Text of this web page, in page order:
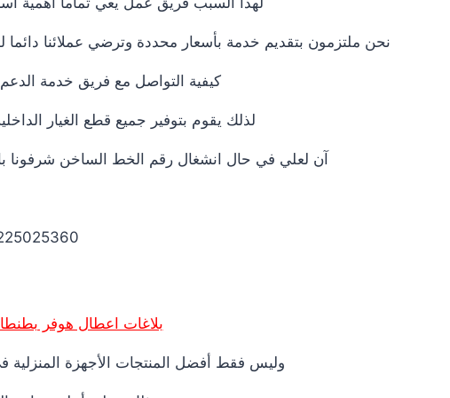
نحن ملتزمون بتقديم خدمة بأسعار محددة وترضي عملائنا
كيفية التواصل مع فريق خدمة
لذلك يقوم بتوفير جميع قطع الغيار
آن لعلي في حال انشغال رقم الخط الساخن شرفونا
01127571696 | 01014723434 | 01200373234
بلاغات اعطال هوفر بطنطا
وليس فقط أفضل المنتجات الأجهزة